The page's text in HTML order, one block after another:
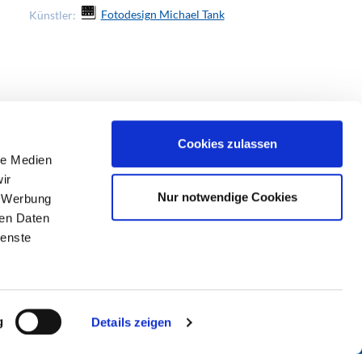
Medien
Daten
Details zeigen
Cookies zulassen
Nur notwendige Cookies
Künstler: Fotodesign Michael Tank